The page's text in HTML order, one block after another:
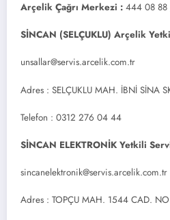
Arçelik Çağrı Merkezi : 444 08
SİNCAN (SELÇUKLU) Arçelik
unsallar@servis.arcelik.com.tr
Adres : SELÇUKLU MAH. İBNİ SİNA
Telefon : 0312 276 04 44
SİNCAN ELEKTRONİK Yetkili
sincanelektronik@servis.arcelik.com.tr
Adres : TOPÇU MAH. 1544 CAD.